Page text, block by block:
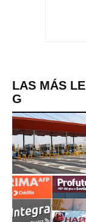
LAS MÁS
G